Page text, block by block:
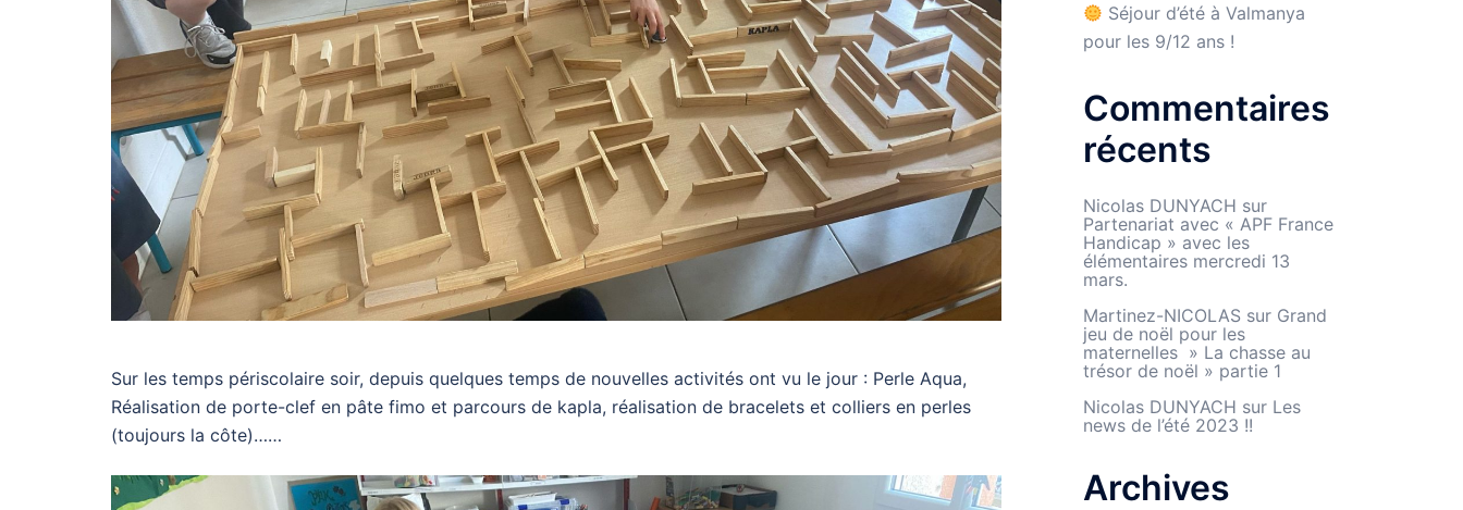
Sur les temps périscolaire soir, depuis quelques temps de nouvelles activités ont vu le jour : Perle Aqua,
Réalisation de porte-clef en pâte fimo et parcours de kapla, réalisation de bracelets et colliers en perles
(toujours la côte)……
Séjour d’été à Valmanya
pour les 9/12 ans !
Commentaires
récents
Nicolas DUNYACH sur
Partenariat avec « APF France
Handicap » avec les
élémentaires mercredi 13
mars.
Martinez-NICOLASsur Grand
jeu de noël pour les
maternelles » La chasse au
trésor de noël » partie 1
Nicolas DUNYACH sur Les
news de l’été 2023 !!
Archives